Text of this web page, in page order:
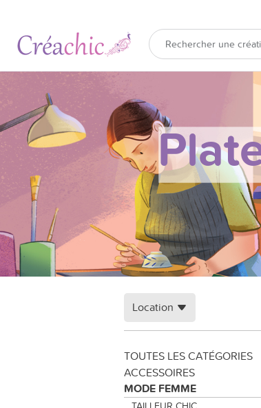
Location
TOUTES LES CATÉGORIES
ACCESSOIRES
MODE FEMME